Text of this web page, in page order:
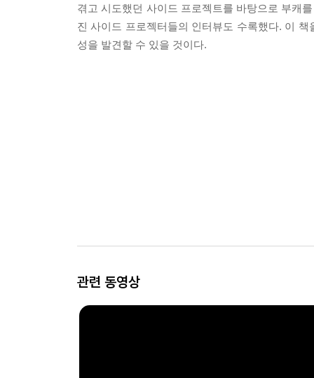
겪고 시도했던 사이드 프로젝트를 바탕으로 부캐
진 사이드 프로젝터들의 인터뷰도 수록했다. 이
성을 발견할 수 있을 것이다.
관련 동영상